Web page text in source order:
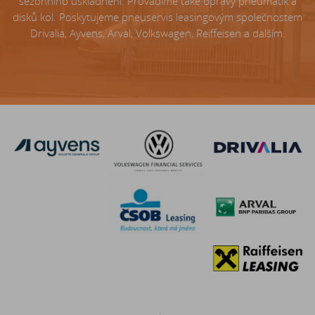
disků kol. Poskytujeme pneuservis leasingovým společnostem
Drivalia, Ayvens, Arval, Volkswagen, Reiffeisen a dalším.